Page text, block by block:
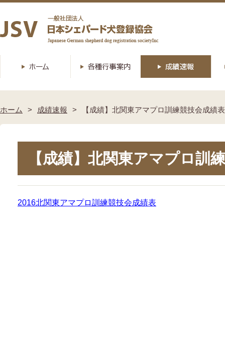
ホーム 成績速報 【成績】北関東アマプロ訓練競技会成績表
【成績】北関東アマプロ訓
2016北関東アマプロ訓練競技会成績表